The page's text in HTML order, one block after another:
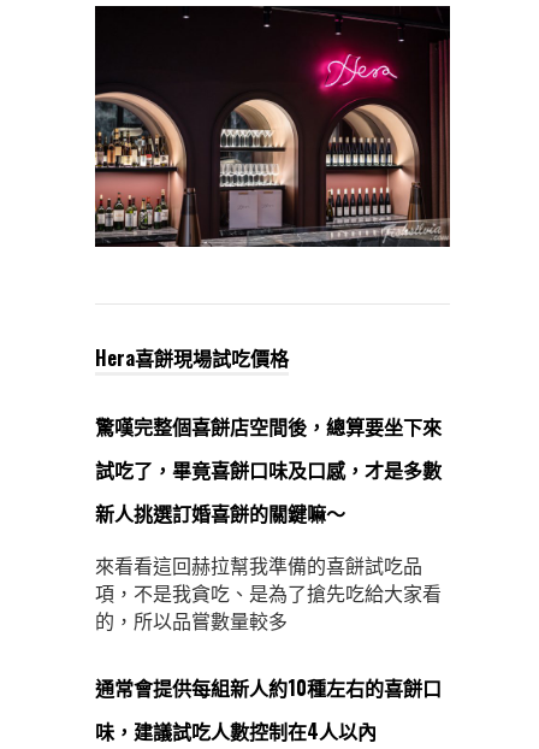
Hera喜餅現場試吃價格
驚嘆完整個喜餅店空間後，總算要坐下來
試吃了，畢竟喜餅口味及口感，才是多數
新人挑選訂婚喜餅的關鍵嘛～
來看看這回赫拉幫我準備的喜餅試吃品
項，不是我貪吃、是為了搶先吃給大家看
的，所以品嘗數量較多
通常會提供每組新人約10種左右的喜餅口
味，建議試吃人數控制在4人以內